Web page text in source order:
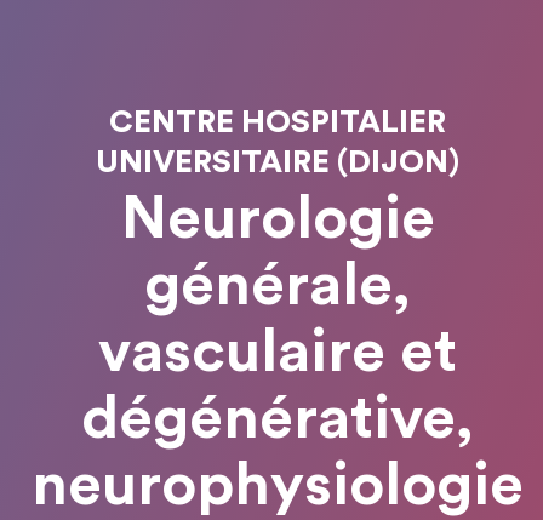
CENTRE HOSPITALIER
UNIVERSITAIRE (DIJON)
Neurologie
générale,
vasculaire et
dégénérative,
neurophysiologie